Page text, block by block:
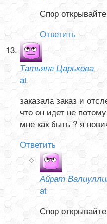
Спор открывайте
Ответить
Татьяна Царькова
at
заказала заказ и
что он идет не
мне как быть ? я
Ответить
Айрат
at
Спор открывайте